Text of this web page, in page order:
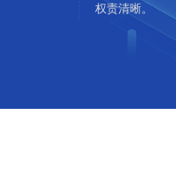
权责清晰。